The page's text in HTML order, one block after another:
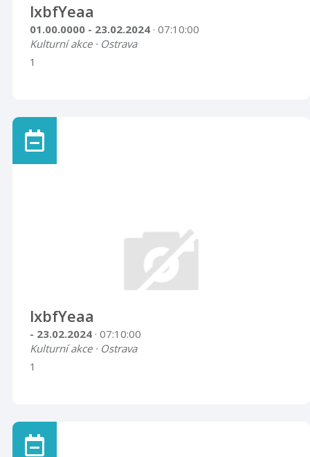
lxbfYeaa
01.00.0000 - 23.02.2024 · 07:10:00
Kulturní akce · Ostrava
1
lxbfYeaa
- 23.02.2024 · 07:10:00
Kulturní akce · Ostrava
1